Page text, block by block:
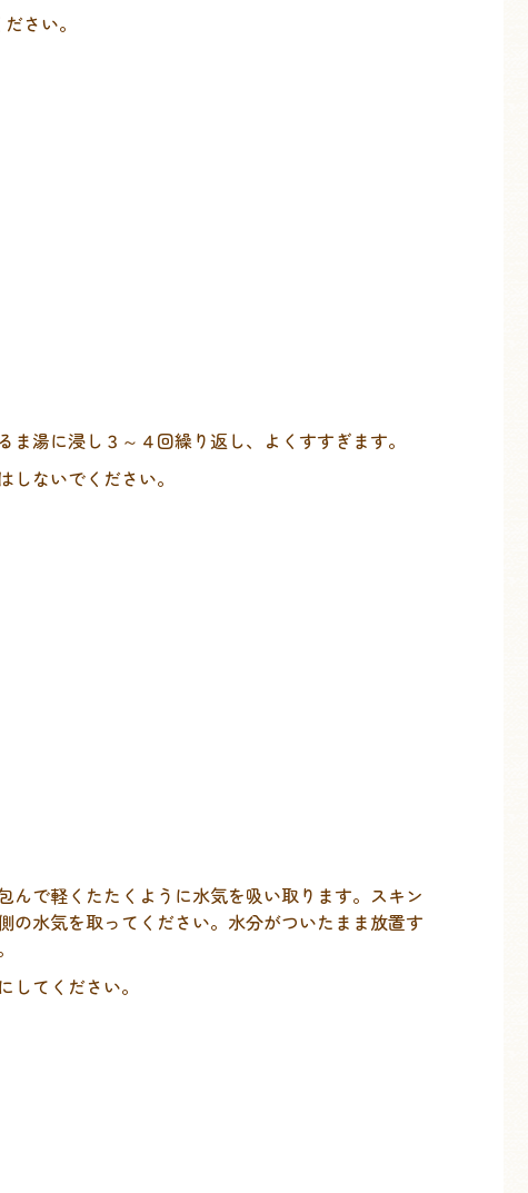
さい。
湯に浸し３～４回繰り返し、よくすすぎます。
ないでください。
んで軽くたたくように水気を吸い取ります。スキン
の水気を取ってください。水分がついたまま放置す
てください。